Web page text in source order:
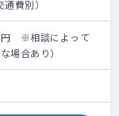
費別）
円 ※相談によって
場合あり）